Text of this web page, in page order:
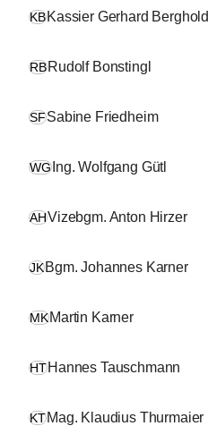
KBKassier Gerhard Berghold
RBRudolf Bonstingl
SFSabine Friedheim
WG Ing. Wolfgang Gütl
AHVizebgm. Anton Hirzer
JKBgm. Johannes Karner
MKMartin Karner
HTHannes Tauschmann
KTMag. Klaudius Thurmaier